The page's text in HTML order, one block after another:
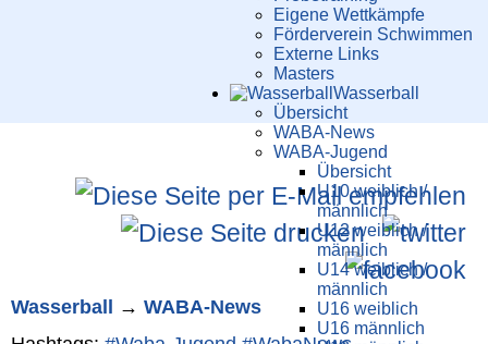
Eigene Wettkämpfe
Förderverein Schwimmen
Externe Links
Masters
Wasser­ball
Übersicht
WABA-News
WABA-Jugend
Übersicht
U10 weiblich /
männlich
U12 weiblich /
männlich
U14 weiblich /
männlich
U16 weiblich
U16 männlich
Wasser­ball → WABA-News